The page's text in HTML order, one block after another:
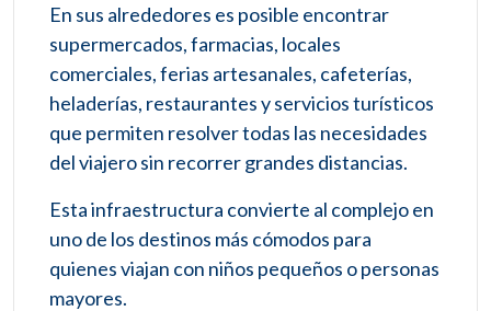
En sus alrededores es posible encontrar
supermercados, farmacias, locales
comerciales, ferias artesanales, cafeterías,
heladerías, restaurantes y servicios turísticos
que permiten resolver todas las necesidades
del viajero sin recorrer grandes distancias.
Esta infraestructura convierte al complejo en
uno de los destinos más cómodos para
quienes viajan con niños pequeños o personas
mayores.